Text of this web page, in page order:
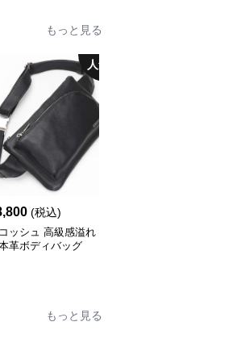
もっと見る
人気
(税込)
ッシュ 高級感溢れ
革ボディバッグ
もっと見る